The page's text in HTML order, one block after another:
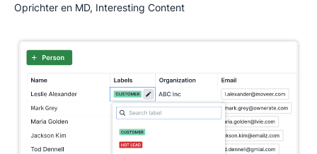
Oprichter en MD, Interesting Content